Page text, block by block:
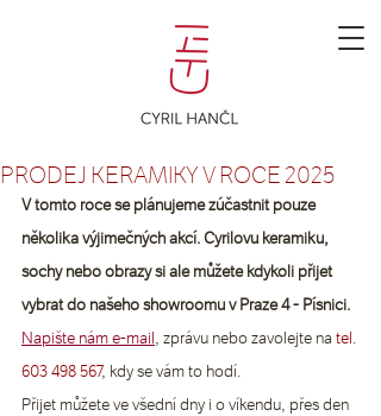
PRODEJ KERAMIKY V ROCE 2025
V tomto roce se plánujeme zúčastnit pouze
několika výjimečných akcí. Cyrilovu keramiku,
sochy nebo obrazy si ale můžete kdykoli přijet
vybrat do našeho showroomu v Praze 4 - Písnici.
Napište nám e-mail, zprávu nebo zavolejte na tel.
603 498 567, kdy se vám to hodí.
Přijet můžete ve všední dny i o víkendu, přes den